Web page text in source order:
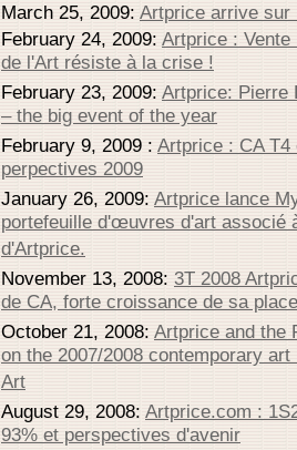
March 25, 2009: Artprice arrive sur
February 24, 2009: Artprice : Vente
de l'Art résiste à la crise !
February 23, 2009: Artprice: Pierre
– the big event of the year
February 9, 2009 : Artprice : CA T4
perpectives 2009
January 26, 2009: Artprice lance
portefeuille d'œuvres d'art associé
d'Artprice.
November 13, 2008: 3T 2008
de CA, forte croissance de sa
October 21, 2008: Artprice and the
on the 2007/2008 contemporary
Art
August 29, 2008: Artprice.com :
93% et perspectives d'avenir